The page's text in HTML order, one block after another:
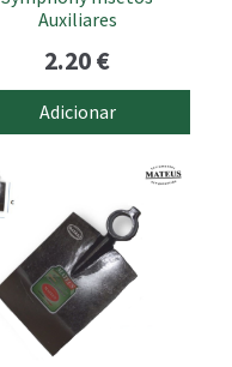
Auxiliares
2.20€
Adicionar